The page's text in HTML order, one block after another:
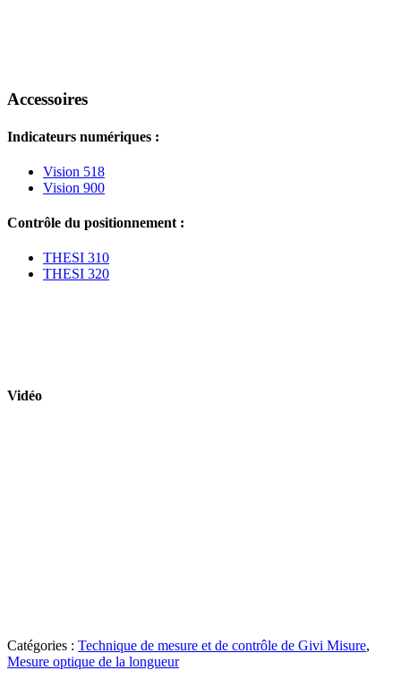
Accessoires
Indicateurs numériques :
Vision 518
Vision 900
Contrôle du positionnement :
THESI 310
THESI 320
Vidéo
Catégories : Technique de mesure et de contrôle de Givi Misure,
Mesure optique de la longueur